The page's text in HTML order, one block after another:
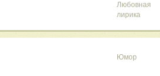
Любовная
лирика
Юмор